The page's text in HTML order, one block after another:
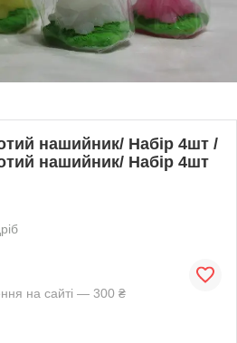
нашийник/ Набір 4шт /
нашийник/ Набір 4шт
на сайті — 300 ₴